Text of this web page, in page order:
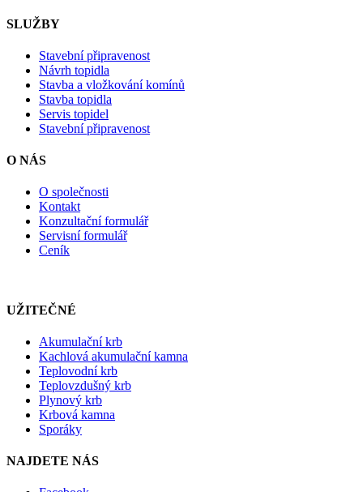
SLUŽBY
Stavební připravenost
Návrh topidla
Stavba a vložkování komínů
Stavba topidla
Servis topidel
Stavební připravenost
O NÁS
O společnosti
Kontakt
Konzultační formulář
Servisní formulář
Ceník
UŽITEČNÉ
Akumulační krb
Kachlová akumulační kamna
Teplovodní krb
Teplovzdušný krb
Plynový krb
Krbová kamna
Sporáky
NAJDETE NÁS